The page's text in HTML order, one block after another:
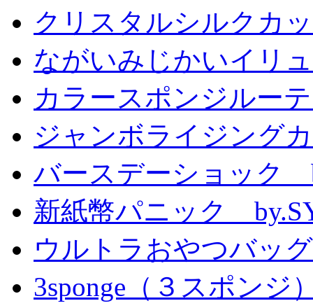
クリスタルシルクカ
ながいみじかいイリ
カラースポンジルー
ジャンボライジング
バースデーショック
新紙幣パニック
ウルトラおやつバッ
3sponge（３スポン